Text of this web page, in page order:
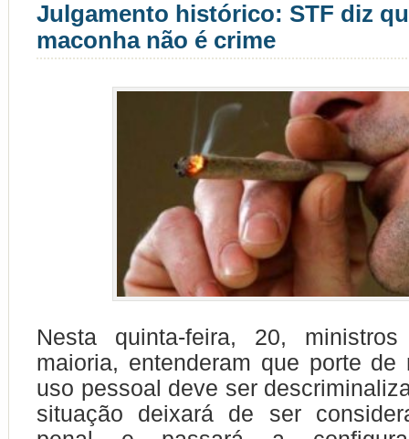
Julgamento histórico: STF diz
maconha não é crime
Nesta quinta-feira, 20,
maioria, entenderam que porte de
uso pessoal deve ser
situação deixará de ser